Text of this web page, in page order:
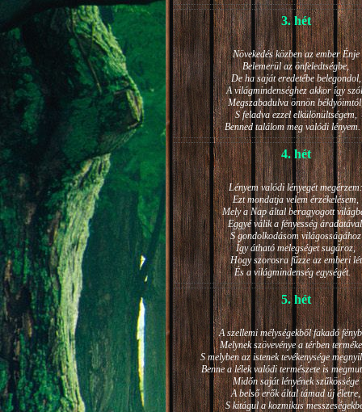
3. hét
Növekedés közben az ember Énje
Belemerül az önfeledtségbe,
De ha saját eredetébe belegondol,
A világmindenséghez akkor így
Megszabadulva önnön
S feladva ezzel elkülönültségem,
Benned találom meg valódi
4. hét
Lényem valódi lényegét megérzem:
Ezt mondatja velem érzékelésem,
Mely a Nap által beragyogott
Eggyé válik a fényesség
S gondolkodásom világosságához
Így átható melegséget sugároz,
Hogy szorosra fűzze az emberi lét
És a világmindenség egységét.
5. hét
A szellemi mélységekből fakadó
Melynek szövevénye a térben
S melyben az istenek tevékenysége
Benne a lélek valódi természete is
Midőn saját lényének szűkössége
A belső erők által támad új életre,
S kitágul a kozmikus